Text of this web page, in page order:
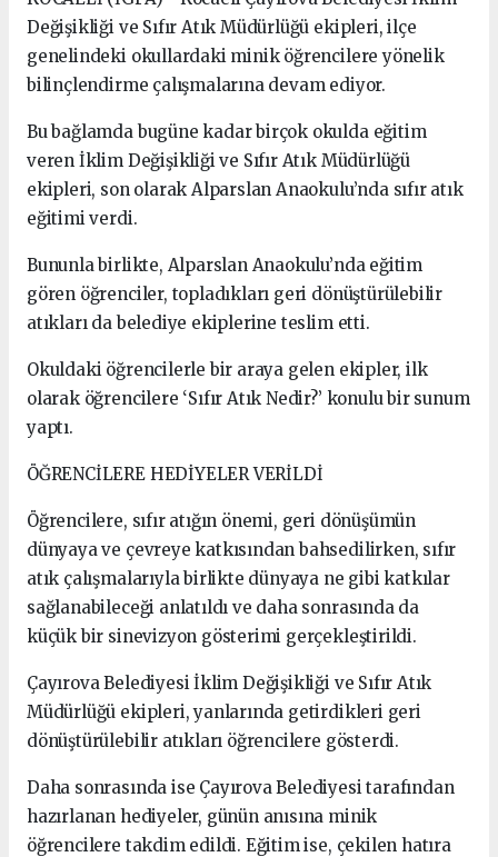
Değişikliği ve Sıfır Atık Müdürlüğü ekipleri, ilçe
genelindeki okullardaki minik öğrencilere yönelik
bilinçlendirme çalışmalarına devam ediyor.
Bu bağlamda bugüne kadar birçok okulda eğitim
veren İklim Değişikliği ve Sıfır Atık Müdürlüğü
ekipleri, son olarak Alparslan Anaokulu’nda sıfır atık
eğitimi verdi.
Bununla birlikte, Alparslan Anaokulu’nda eğitim
gören öğrenciler, topladıkları geri dönüştürülebilir
atıkları da belediye ekiplerine teslim etti.
Okuldaki öğrencilerle bir araya gelen ekipler, ilk
olarak öğrencilere ‘Sıfır Atık Nedir?’ konulu bir sunum
yaptı.
ÖĞRENCİLERE HEDİYELER VERİLDİ
Öğrencilere, sıfır atığın önemi, geri dönüşümün
dünyaya ve çevreye katkısından bahsedilirken, sıfır
atık çalışmalarıyla birlikte dünyaya ne gibi katkılar
sağlanabileceği anlatıldı ve daha sonrasında da
küçük bir sinevizyon gösterimi gerçekleştirildi.
Çayırova Belediyesi İklim Değişikliği ve Sıfır Atık
Müdürlüğü ekipleri, yanlarında getirdikleri geri
dönüştürülebilir atıkları öğrencilere gösterdi.
Daha sonrasında ise Çayırova Belediyesi tarafından
hazırlanan hediyeler, günün anısına minik
öğrencilere takdim edildi. Eğitim ise, çekilen hatıra